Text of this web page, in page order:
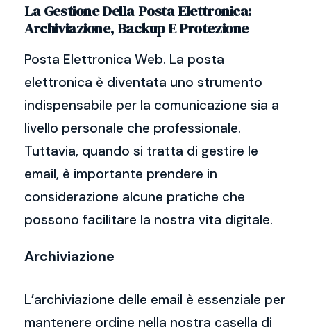
La Gestione Della Posta Elettronica:
Archiviazione, Backup E Protezione
Posta Elettronica Web. La posta
elettronica è diventata uno strumento
indispensabile per la comunicazione sia a
livello personale che professionale.
Tuttavia, quando si tratta di gestire le
email, è importante prendere in
considerazione alcune pratiche che
possono facilitare la nostra vita digitale.
Archiviazione
L’archiviazione delle email è essenziale per
mantenere ordine nella nostra casella di